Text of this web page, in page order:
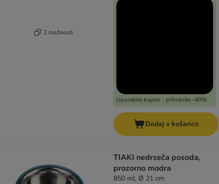
2 možnosti
Uporabite kupon - prihranite -40%
Dodaj v košarico
TIAKI nedrseča posoda,
prozorno modra
850 ml, Ø 21 cm